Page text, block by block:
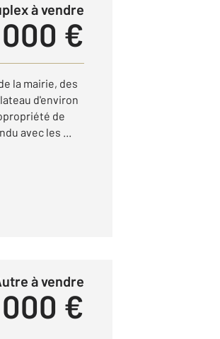
à vendre
000 €
la mairie, des
d'environ
de
avec les ...
à vendre
000 €